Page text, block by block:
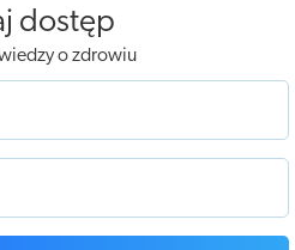
dostęp
o zdrowiu